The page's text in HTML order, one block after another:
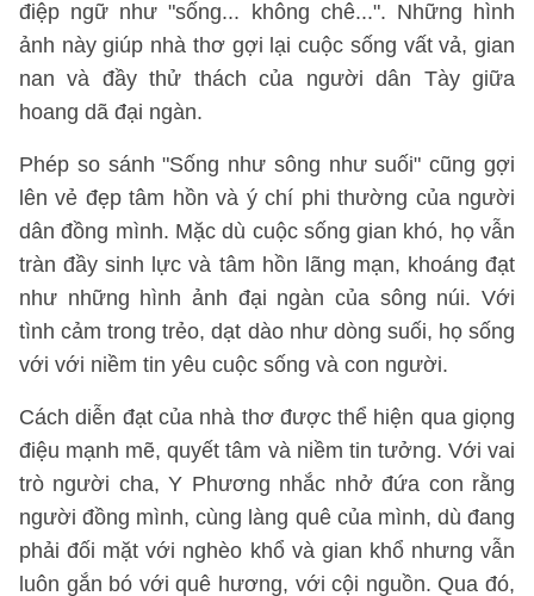
điệp ngữ như "sống... không chê...". Những hình
ảnh này giúp nhà thơ gợi lại cuộc sống vất vả, gian
nan và đầy thử thách của người dân Tày giữa
hoang dã đại ngàn.
Phép so sánh "Sống như sông như suối" cũng gợi
lên vẻ đẹp tâm hồn và ý chí phi thường của người
dân đồng mình. Mặc dù cuộc sống gian khó, họ vẫn
tràn đầy sinh lực và tâm hồn lãng mạn, khoáng đạt
như những hình ảnh đại ngàn của sông núi. Với
tình cảm trong trẻo, dạt dào như dòng suối, họ sống
với với niềm tin yêu cuộc sống và con người.
Cách diễn đạt của nhà thơ được thể hiện qua giọng
điệu mạnh mẽ, quyết tâm và niềm tin tưởng. Với vai
trò người cha, Y Phương nhắc nhở đứa con rằng
người đồng mình, cùng làng quê của mình, dù đang
phải đối mặt với nghèo khổ và gian khổ nhưng vẫn
luôn gắn bó với quê hương, với cội nguồn. Qua đó,